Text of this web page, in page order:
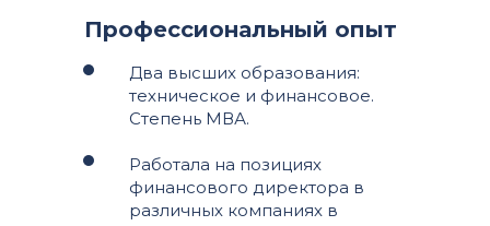
Профессиональный опыт
Два высших образования:
техническое и финансовое.
Степень МВА.
Работала на позициях
финансового директора в
различных компаниях в